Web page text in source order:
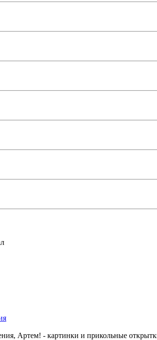
Артем! - картинки и прикольные